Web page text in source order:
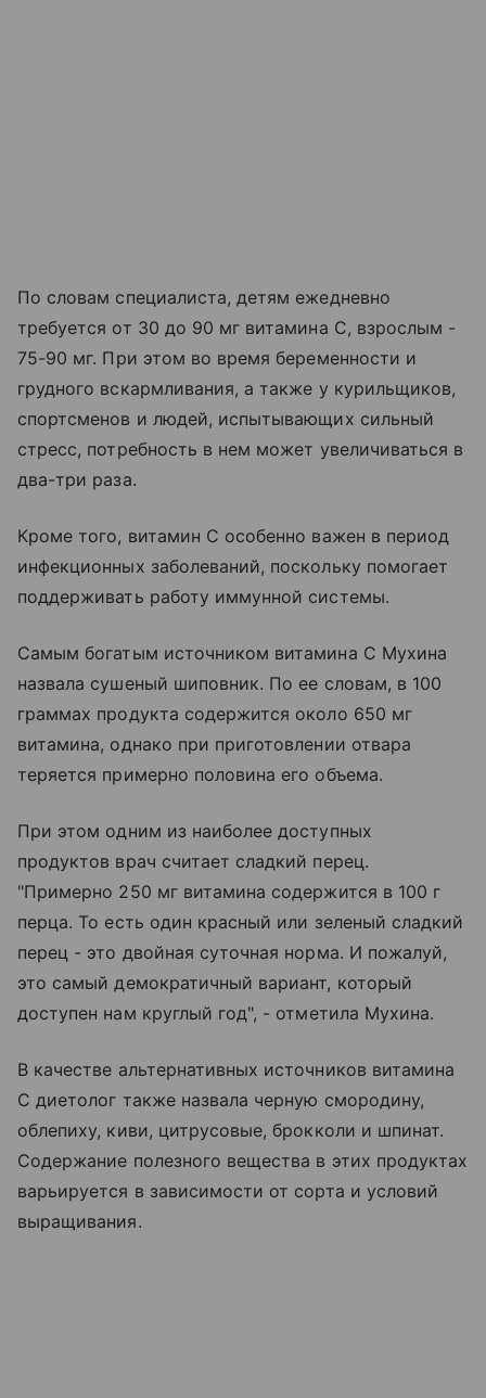
По словам специалиста, детям ежедневно
требуется от 30 до 90 мг витамина C, взрослым -
75-90 мг. При этом во время беременности и
грудного вскармливания, а также у курильщиков,
спортсменов и людей, испытывающих сильный
стресс, потребность в нем может увеличиваться в
два-три раза.
Кроме того, витамин C особенно важен в период
инфекционных заболеваний, поскольку помогает
поддерживать работу иммунной системы.
Самым богатым источником витамина C Мухина
назвала сушеный шиповник. По ее словам, в 100
граммах продукта содержится около 650 мг
витамина, однако при приготовлении отвара
теряется примерно половина его объема.
При этом одним из наиболее доступных
продуктов врач считает сладкий перец.
"Примерно 250 мг витамина содержится в 100 г
перца. То есть один красный или зеленый сладкий
перец - это двойная суточная норма. И пожалуй,
это самый демократичный вариант, который
доступен нам круглый год", - отметила Мухина.
В качестве альтернативных источников витамина
C диетолог также назвала черную смородину,
облепиху, киви, цитрусовые, брокколи и шпинат.
Содержание полезного вещества в этих продуктах
варьируется в зависимости от сорта и условий
выращивания.